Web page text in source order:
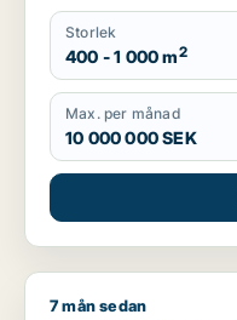
Storlek
400 - 1 000 m2
Max. per månad
10 000 000 SEK
Ian söker kontor,
7 mån sedan